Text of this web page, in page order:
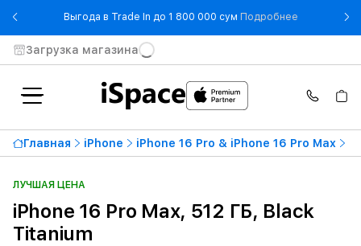
Выгода в Trade In до 1 800 000 сум Подробнее- Выгода в
Загрузка магазина
Главная iPhone iPhone 16 Pro & iPhone 16 Pro Max
ЛУЧШАЯ ЦЕНА
iPhone 16 Pro Max, 512 ГБ, Black
Titanium